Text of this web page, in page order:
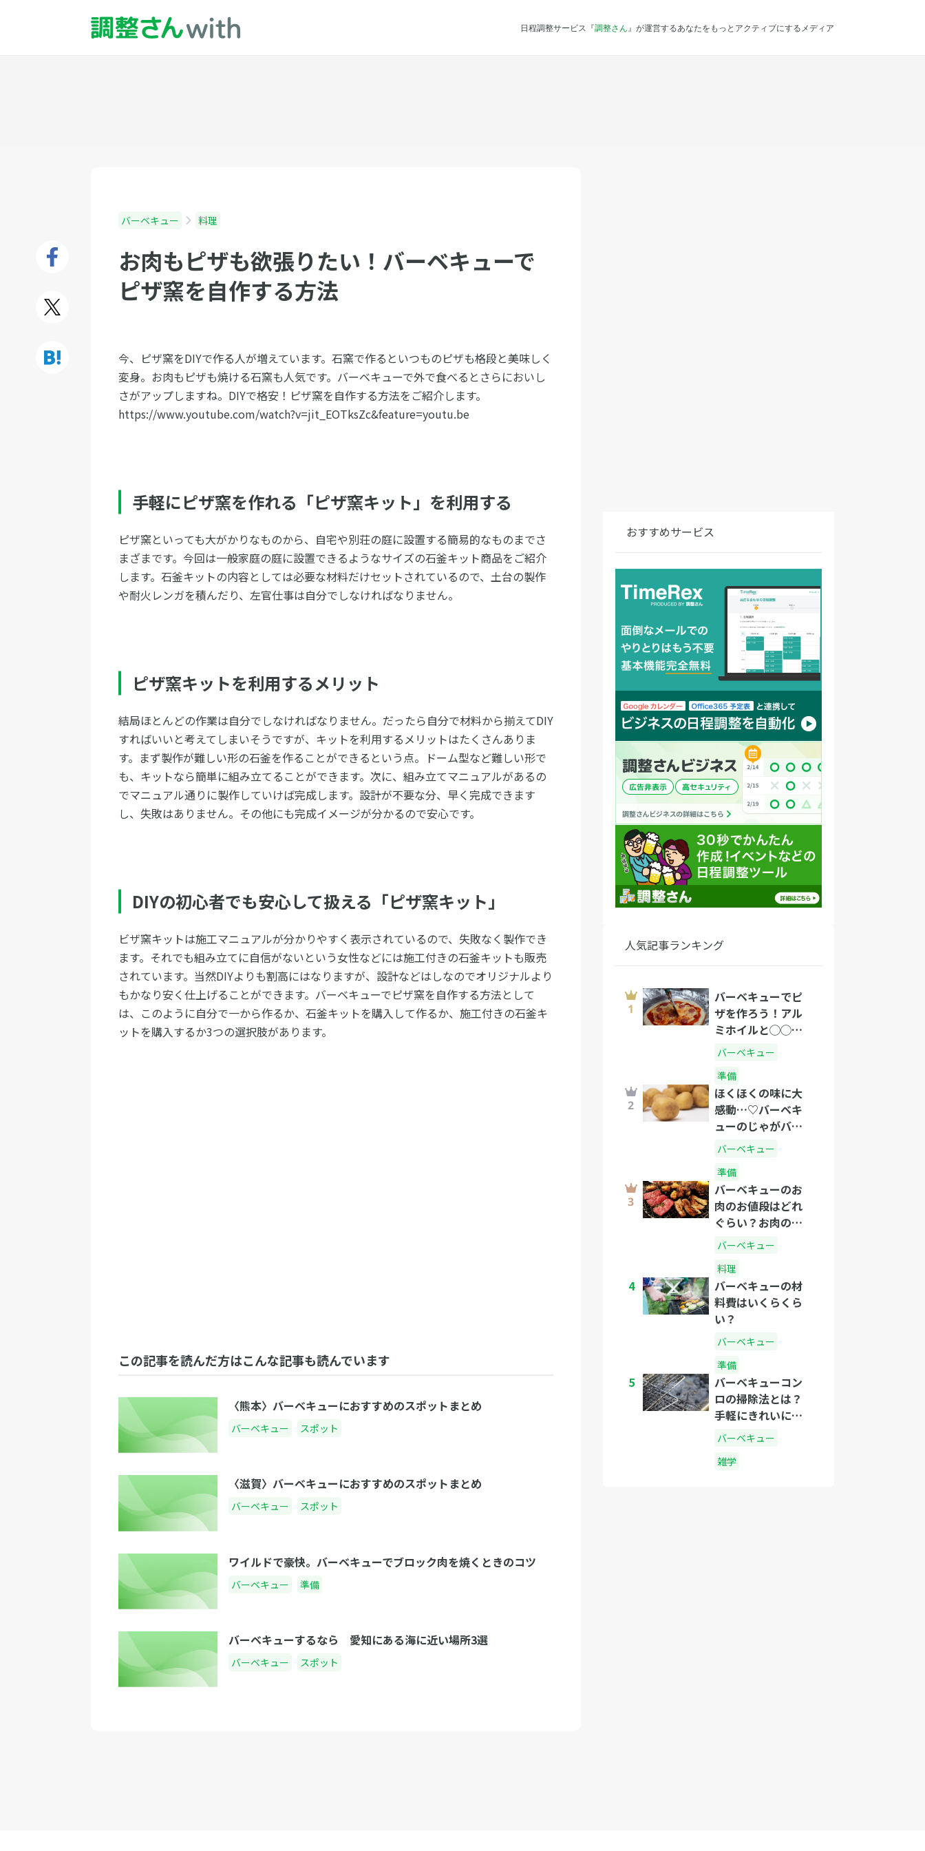
日程調整サービス『調整さん 』が運営するあなたをもっとアクティブにするメディア
バーベキュー 料理
お肉もピザも欲張りたい！バーベキューで
ピザ窯を自作する方法
今、ピザ窯をDIYで作る人が増えています。石窯で作るといつものピザも格段と美味しく
変身。お肉もピザも焼ける石窯も人気です。バーベキューで外で食べるとさらにおいし
さがアップしますね。DIYで格安！ピザ窯を自作する方法をご紹介します。
https://www.youtube.com/watch?v=jit_EOTksZc&feature=youtu.be
手軽にピザ窯を作れる「ピザ窯キット」を利用する
ピザ窯といっても大がかりなものから、自宅や別荘の庭に設置する簡易的なものまでさ
まざまです。今回は一般家庭の庭に設置できるようなサイズの石釜キット商品をご紹介
します。石釜キットの内容としては必要な材料だけセットされているので、土台の製作
や耐火レンガを積んだり、左官仕事は自分でしなければなりません。
ピザ窯キットを利用するメリット
結局ほとんどの作業は自分でしなければなりません。だったら自分で材料から揃えてDIY
すればいいと考えてしまいそうですが、キットを利用するメリットはたくさんありま
す。まず製作が難しい形の石釜を作ることができるという点。ドーム型など難しい形で
も、キットなら簡単に組み立てることができます。次に、組み立てマニュアルがあるの
でマニュアル通りに製作していけば完成します。設計が不要な分、早く完成できます
し、失敗はありません。その他にも完成イメージが分かるので安心です。
DIYの初心者でも安心して扱える「ピザ窯キット」
ビザ窯キットは施工マニュアルが分かりやすく表示されているので、失敗なく製作でき
ます。それでも組み立てに自信がないという女性などには施工付きの石釜キットも販売
されています。当然DIYよりも割高にはなりますが、設計などはしなのでオリジナルより
もかなり安く仕上げることができます。バーベキューでピザ窯を自作する方法として
は、このように自分で一から作るか、石釜キットを購入して作るか、施工付きの石釜キ
ットを購入するか3つの選択肢があります。
この記事を読んだ方はこんな記事も読んでいます
〈熊本〉バーベキューにおすすめのスポットまとめ
バーベキュー スポット
〈滋賀〉バーベキューにおすすめのスポットまとめ
バーベキュー スポット
ワイルドで豪快。バーベキューでブロック肉を焼くときのコツ
バーベキュー 準備
バーベキューするなら 愛知にある海に近い場所3選
バーベキュー スポット
おすすめサービス
人気記事ランキング
バーベキューでピ
ザを作ろう！アル
ミホイルと◯◯で
できるピザの作り
バーベキュー
準備
ほくほくの味に大
感動…♡バーベキ
ューのじゃがバタ
ーの作り方
バーベキュー
準備
バーベキューのお
肉のお値段はどれ
ぐらい？お肉の選
び方、種類と相場
をご紹介します
バーベキュー
料理
4
バーベキューの材
料費はいくらくら
い？
バーベキュー
準備
5
バーベキューコン
ロの掃除法とは？
手軽にきれいにな
る方法
バーベキュー
雑学